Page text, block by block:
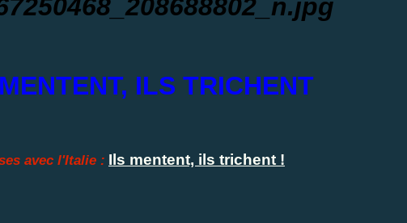
ILS TRICHENT
avec l'Italie : Ils mentent, ils trichent !